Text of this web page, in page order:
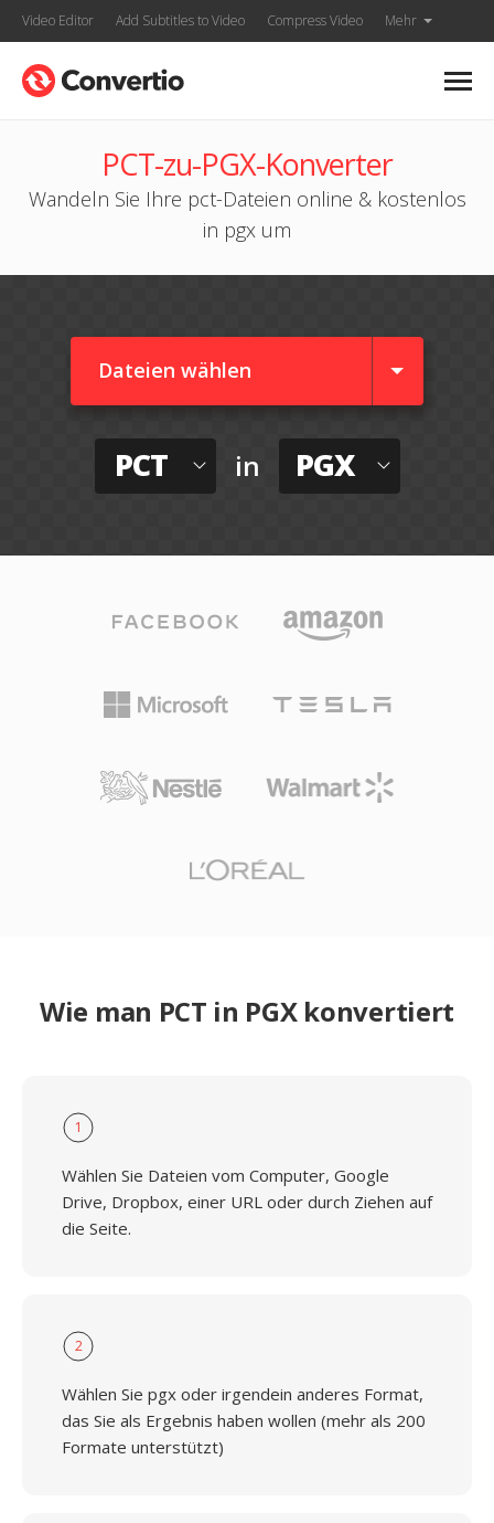
Video Editor Add Subtitles to Video Compress Video Mehr
PCT-zu-PGX-Konverter
Wandeln Sie Ihre pct-Dateien online & kostenlos
in pgx um
Dateien wählen
PCT in PGX
Wie man PCT in PGX konvertiert
1
Wählen Sie Dateien vom Computer, Google
Drive, Dropbox, einer URL oder durch Ziehen auf
die Seite.
2
Wählen Sie pgx oder irgendein anderes Format,
das Sie als Ergebnis haben wollen (mehr als 200
Formate unterstützt)